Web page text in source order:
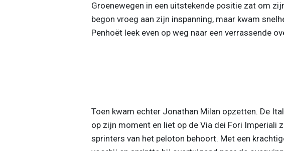
Groenewegen in een uitstekende positie zat om
begon vroeg aan zijn inspanning, maar kwam
Penhoët leek even op weg naar een verrassende
Toen kwam echter Jonathan Milan opzetten. De
op zijn moment en liet op de Via dei Fori Imperiali
sprinters van het peloton behoort. Met een